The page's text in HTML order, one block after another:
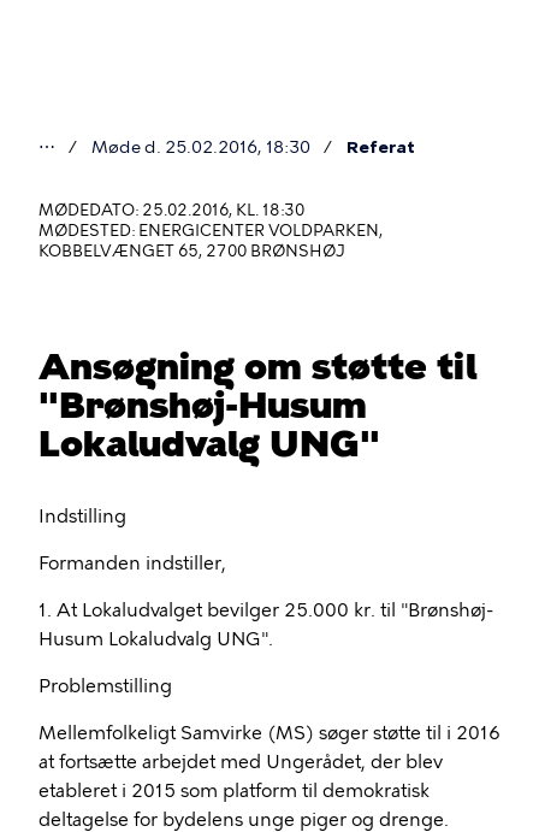
er
her
⋯ Møde d. 25.02.2016, 18:30 Referat
MØDEDATO: 25.02.2016, KL. 18:30
MØDESTED: ENERGICENTER VOLDPARKEN,
KOBBELVÆNGET 65, 2700 BRØNSHØJ
Ansøgning om støtte til
"Brønshøj-Husum
Lokaludvalg UNG"
Indstilling
Formanden indstiller,
1. At Lokaludvalget bevilger 25.000 kr. til "Brønshøj-
Husum Lokaludvalg UNG".
Problemstilling
Mellemfolkeligt Samvirke (MS) søger støtte til i 2016
at fortsætte arbejdet med Ungerådet, der blev
etableret i 2015 som platform til demokratisk
deltagelse for bydelens unge piger og drenge.